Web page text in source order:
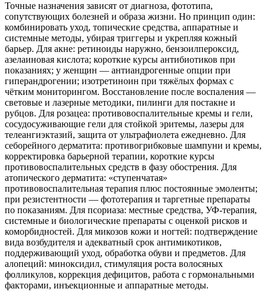
Точные назначения зависят от диагноза, фототипа,
сопутствующих болезней и образа жизни. Но принцип один:
комбинировать уход, топические средства, аппаратные и
системные методы, убирая триггеры и укрепляя кожный
барьер. Для акне: ретиноиды наружно, бензоилпероксид,
азелаиновая кислота; короткие курсы антибиотиков при
показаниях; у женщин — антиандрогенные опции при
гиперандрогении; изотретиноин при тяжёлых формах с
чётким мониторингом. Восстановление после воспаления —
световые и лазерные методики, пилинги для постакне и
рубцов. Для розацеа: противовоспалительные кремы и гели,
сосудосуживающие гели для стойкой эритемы, лазеры для
телеангиэктазий, защита от ультрафиолета ежедневно. Для
себорейного дерматита: противогрибковые шампуни и кремы,
корректировка барьерной терапии, короткие курсы
противовоспалительных средств в фазу обострения. Для
атопического дерматита: «ступенчатая»
противовоспалительная терапия плюс постоянные эмоленты;
при резистентности — фототерапия и таргетные препараты
по показаниям. Для псориаза: местные средства, УФ‑терапия,
системные и биологические препараты с оценкой рисков и
коморбидностей. Для микозов кожи и ногтей: подтверждение
вида возбудителя и адекватный срок антимикотиков,
поддерживающий уход, обработка обуви и предметов. Для
алопеций: миноксидил, стимуляция роста волосяных
фолликулов, коррекция дефицитов, работа с гормональными
факторами, инъекционные и аппаратные методы.